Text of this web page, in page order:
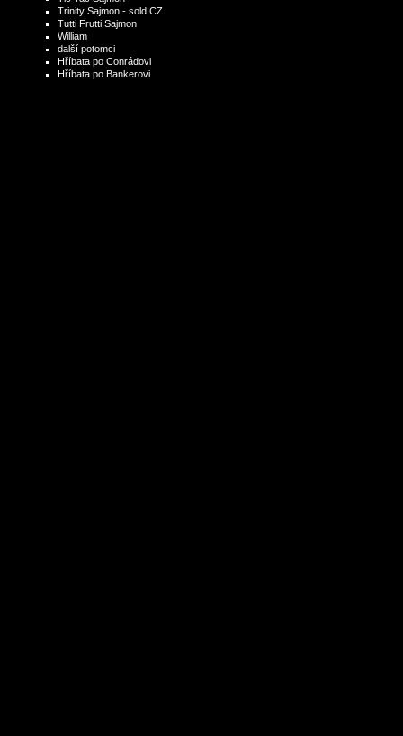
Trinity Sajmon - sold CZ
Tutti Frutti Sajmon
William
další potomci
Hříbata po Conrádovi
Hříbata po Bankerovi